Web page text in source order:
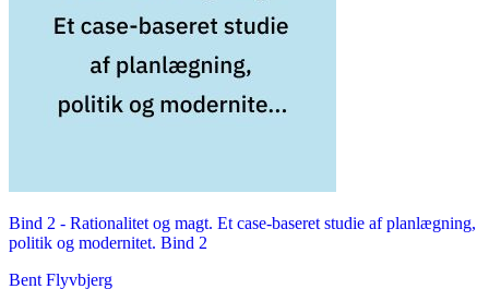
Bind 2 - Rationalitet og magt. Et case-baseret studie af planlægning,
politik og modernitet. Bind 2
Bent Flyvbjerg